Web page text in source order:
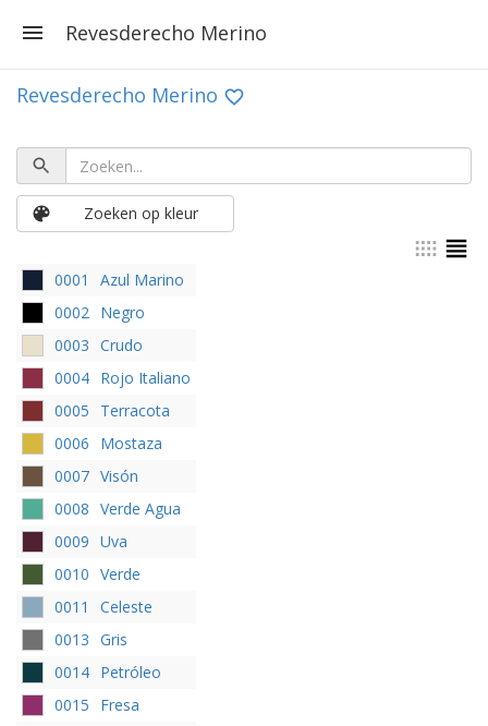
Revesderecho Merino
Revesderecho Merino
Zoeken op kleur
0001
Azul Marino
0002 Negro
0003 Crudo
0004 Rojo Italiano
0005
Terracota
0006
Mostaza
0007 Visón
0008 Verde Agua
0009 Uva
0010 Verde
0011
Celeste
0013 Gris
0014 Petróleo
0015
Fresa